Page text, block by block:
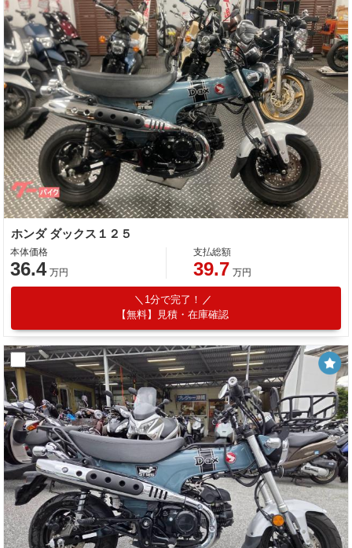
ホンダ ダックス１２５
本体価格
36.4 万円
支払総額
39.7 万円
1分で完了！
【無料】見積・在庫確認